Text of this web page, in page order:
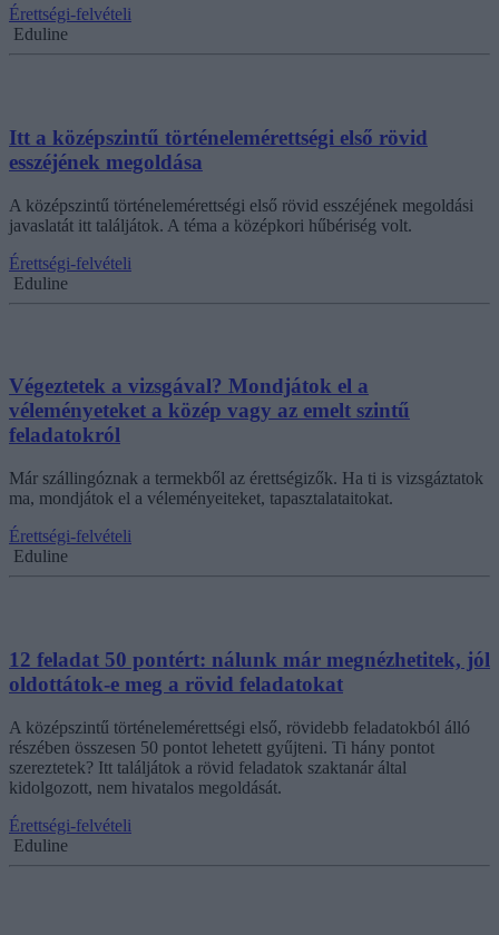
Érettségi-felvételi
Eduline
Itt a középszintű történelemérettségi első rövid
esszéjének megoldása
A középszintű történelemérettségi első rövid esszéjének megoldási
javaslatát itt találjátok. A téma a középkori hűbériség volt.
Érettségi-felvételi
Eduline
Végeztetek a vizsgával? Mondjátok el a
véleményeteket a közép vagy az emelt szintű
feladatokról
Már szállingóznak a termekből az érettségizők. Ha ti is vizsgáztatok
ma, mondjátok el a véleményeiteket, tapasztalataitokat.
Érettségi-felvételi
Eduline
12 feladat 50 pontért: nálunk már megnézhetitek, jól
oldottátok-e meg a rövid feladatokat
A középszintű történelemérettségi első, rövidebb feladatokból álló
részében összesen 50 pontot lehetett gyűjteni. Ti hány pontot
szereztetek? Itt találjátok a rövid feladatok szaktanár által
kidolgozott, nem hivatalos megoldását.
Érettségi-felvételi
Eduline